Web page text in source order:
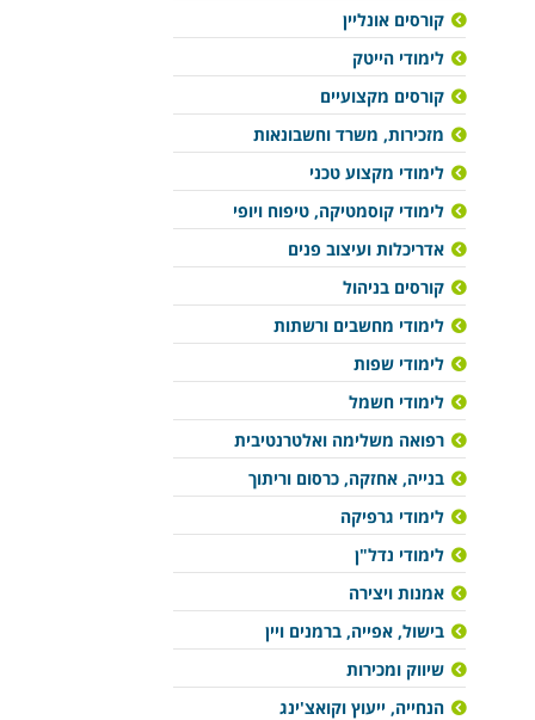
קורסים אונליין
לימודי הייטק
קורסים מקצועיים
מזכירות, משרד וחשבונאות
לימודי מקצוע טכני
לימודי קוסמטיקה, טיפוח ויופי
אדריכלות ועיצוב פנים
קורסים בניהול
לימודי מחשבים ורשתות
לימודי שפות
לימודי חשמל
רפואה משלימה ואלטרנטיבית
בנייה, אחזקה, כרסום וריתוך
לימודי גרפיקה
לימודי נדל"ן
אמנות ויצירה
בישול, אפייה, ברמנים ויין
שיווק ומכירות
הנחייה, ייעוץ וקואצ'ינג